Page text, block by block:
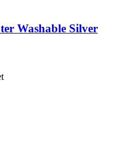
Washable Silver